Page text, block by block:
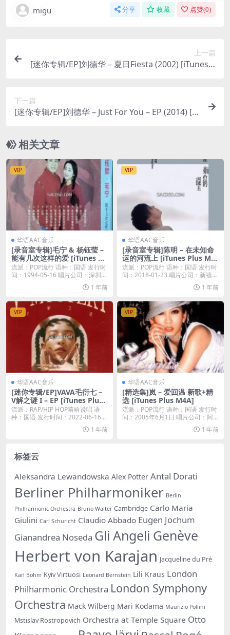
migu 分享 收藏 点赞(0)
上一篇
[迷你专辑/EP]刘德华 – 夏日Fiesta (2002) [iTunes P
下一篇
[迷你专辑/EP]刘德华 – Just For You – EP (2014) [iT
相关文章
VIP
华语AAC音乐
[录音室专辑]毛宁 & 杨钰莹 –
能有几次这样的爱 [iTunes Pl
us M4A]
流派：POP流行 语种：国语 发行时
间：1994-05-16 唱片公司：深圳市
1 年前
VIP
华语AAC音乐
[录音室专辑]陈明 – 在未知命
运的河流上 [iTunes Plus M4
A]
流派：POP流行 语种：国语 发行时
间：2018-01-23 唱片公司：新禧未
1 年前
VIP
华语AAC音乐
[迷你专辑/EP]VAVA毛衍七 –
V解之谜 I – EP [iTunes Plus
AAC M4A]
流派：RAP/HIP HOP嘻哈说唱 语
种：国语 发行时间：2022-06-16...
1 年前
VIP
华语AAC音乐
[精选集]岚 – 爱回温 新歌+精
选 [iTunes Plus M4A]
流派：POP流行 语种：国语 发行时
间：2005年6月1日 唱片公司：阿
1 年前
标签云
Aleksandra Lewandowska Alex Potter Antal Dorati
Berliner Philharmoniker Berlin
Philharmonic Orchestra Bruno Walter Cambridge Carlo Maria
Giulini Carl Schuricht Claudio Abbado Eugen Jochum
Gianandrea Noseda Gli Angeli Genève
Herbert von Karajan Jacqueline du Pré
Karl Bohm Kyiv Virtuosi Leonard Bernstein Lili Kraus London
Philharmonic Orchestra London Symphony
Orchestra Mack Wilberg Mari Kodama Maurizio Pollini
Mstislav Rostropovich Orchestra at Temple Square Otto